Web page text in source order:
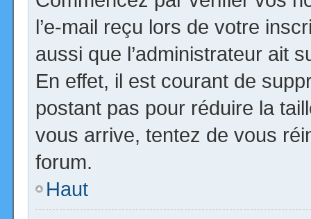
l’e-mail reçu lors de votre
aussi que l’administrateur ait
En effet, il est courant de
postant pas pour réduire la
vous arrive, tentez de vous
forum.
Haut